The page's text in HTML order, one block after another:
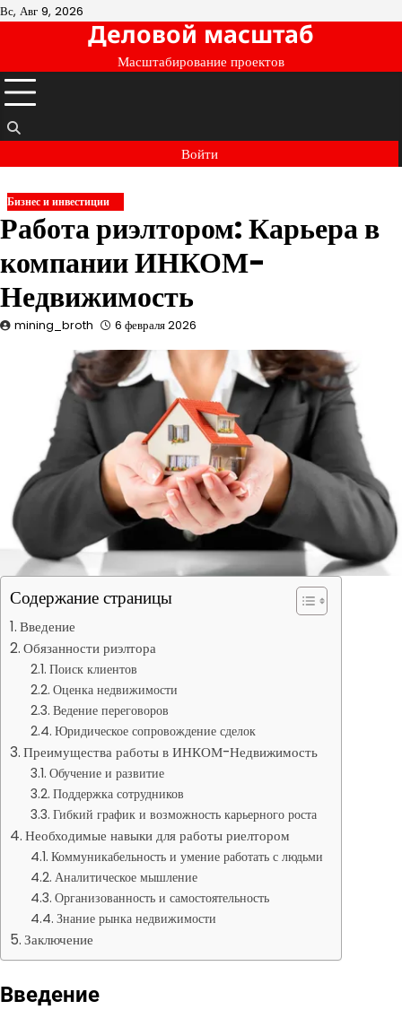
Перейти
Вс, Авг 9, 2026
Деловой масштаб
Масштабирование проектов
Войти
Бизнес и инвестиции
Работа риэлтором: Карьера в
компании ИНКОМ-
Недвижимость
mining_broth 6 февраля 2026
Содержание страницы
Введение
Обязанности риэлтора
Поиск клиентов
Оценка недвижимости
Ведение переговоров
Юридическое сопровождение сделок
Преимущества работы в ИНКОМ-Недвижимость
Обучение и развитие
Поддержка сотрудников
Гибкий график и возможность карьерного роста
Необходимые навыки для работы риелтором
Коммуникабельность и умение работать с людьми
Аналитическое мышление
Организованность и самостоятельность
Знание рынка недвижимости
Заключение
Введение